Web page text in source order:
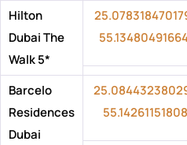
Hilton
Dubai The
Walk 5*
Barcelo
Residences
Dubai